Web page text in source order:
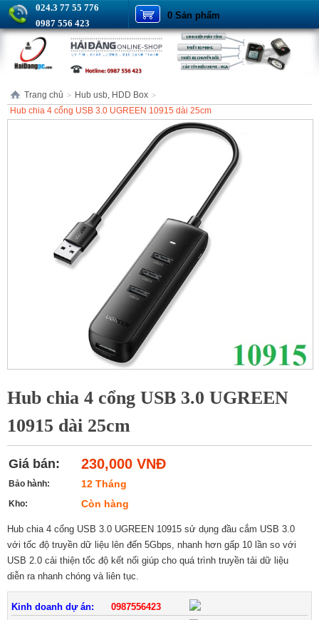
024.3 77 55 776
0987 556 423
0 Sản phẩm
Trang chủ > Hub usb, HDD Box >
Hub chia 4 cổng USB 3.0 UGREEN 10915 dài 25cm
Hub chia 4 cổng USB 3.0 UGREEN
10915 dài 25cm
Giá bán: 230,000 VNĐ
Bảo hành: 12 Tháng
Kho: Còn hàng
Hub chia 4 cổng USB 3.0 UGREEN 10915 sử dụng đầu cắm USB 3.0
với tốc độ truyền dữ liệu lên đến 5Gbps, nhanh hơn gấp 10 lần so với
USB 2.0 cải thiện tốc độ kết nối giúp cho quá trình truyền tải dữ liệu
diễn ra nhanh chóng và liên tục.
Kinh doanh dự án:
0987556423